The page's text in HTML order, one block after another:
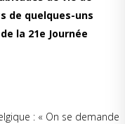
de quelques-uns
la 21e Journée
: « On se demande